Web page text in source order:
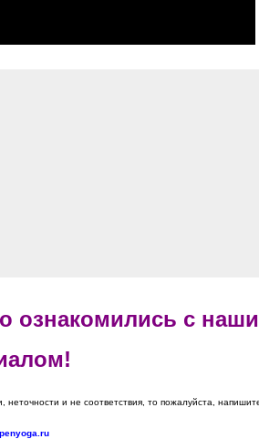
ознакомились с
и не соответствия, то пожалуйста,